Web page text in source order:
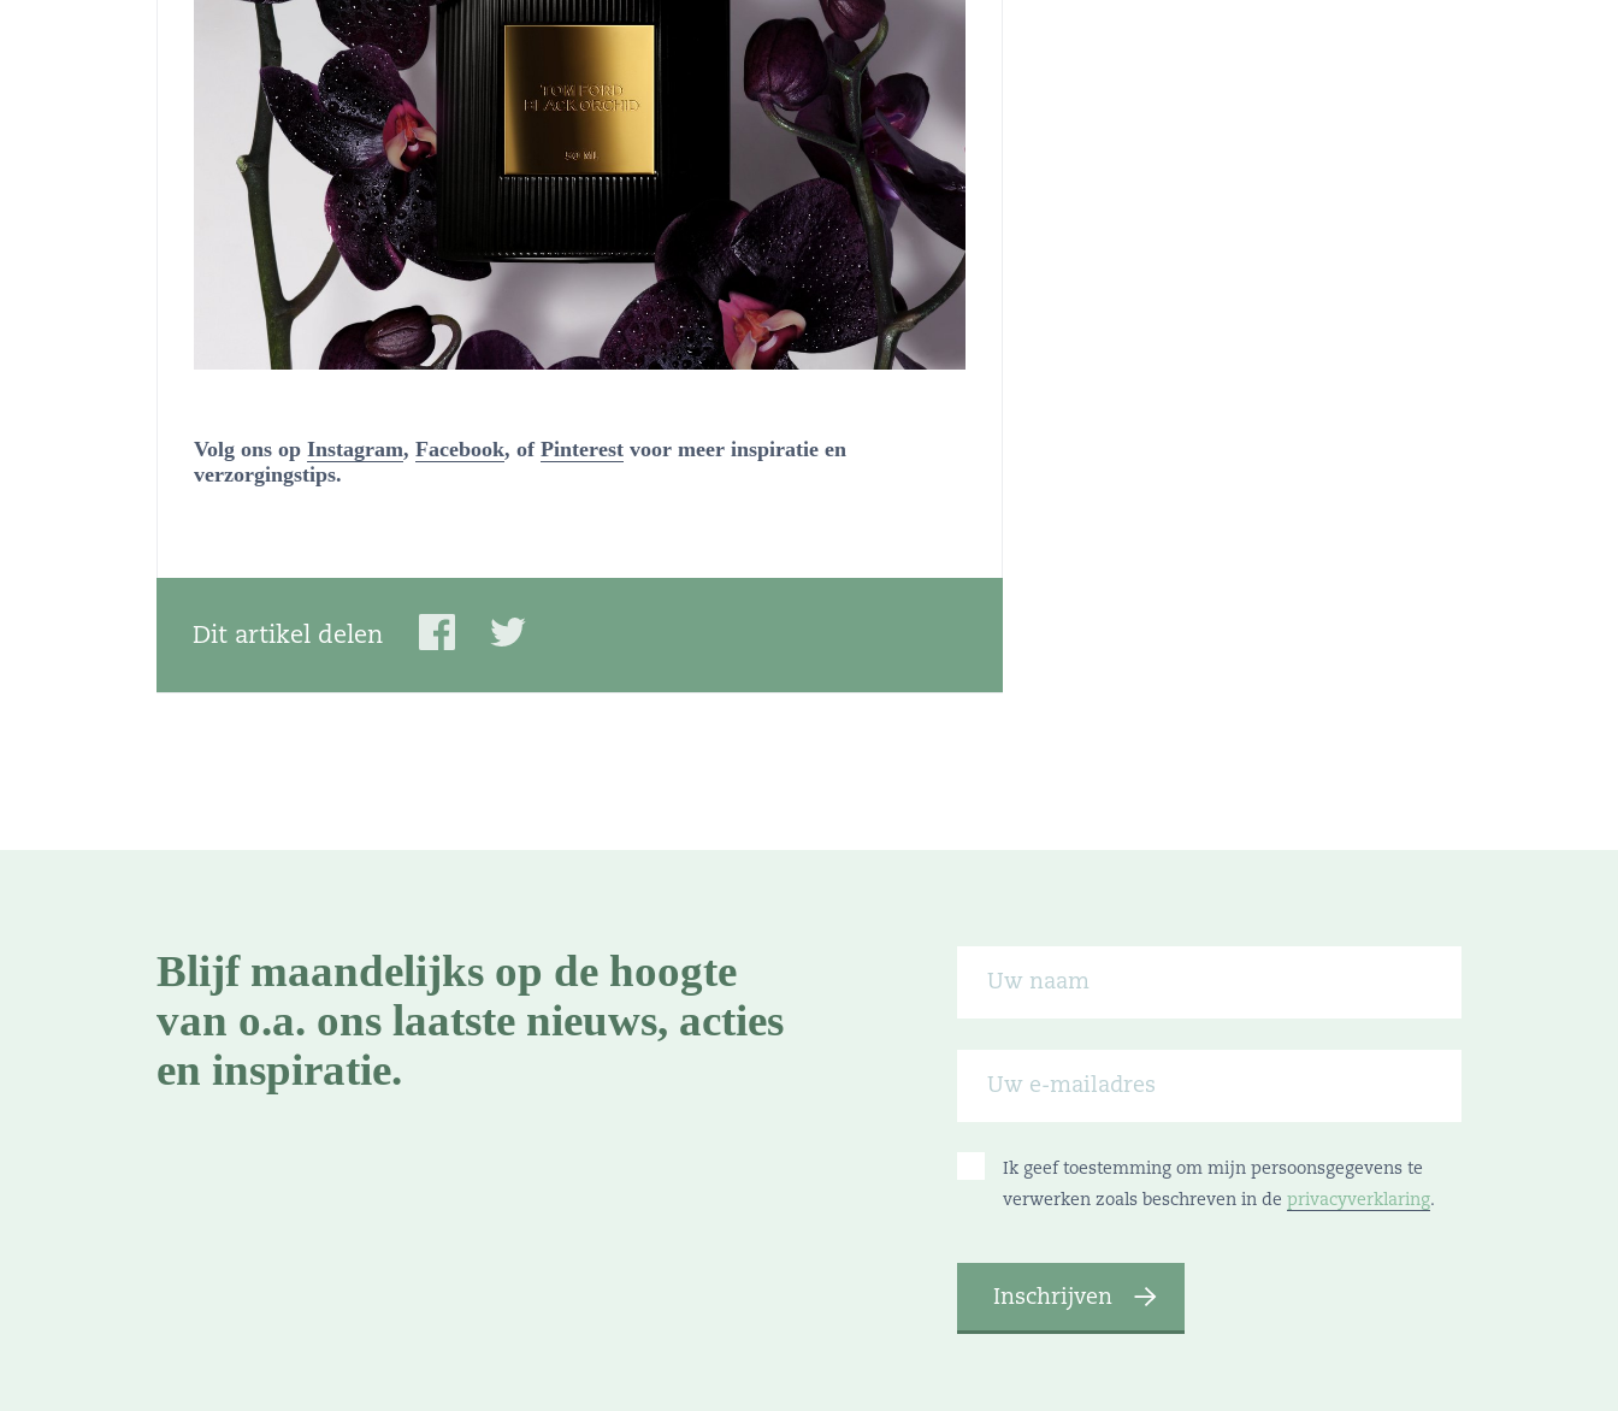
Volg ons op Instagram, Facebook, of Pinterest voor meer inspiratie en
verzorgingstips.
Dit artikel delen
Blijf maandelijks op de hoogte
van o.a. ons laatste nieuws, acties
en inspiratie.
Ik geef toestemming om mijn persoonsgegevens te
verwerken zoals beschreven in deprivacyverklaring.